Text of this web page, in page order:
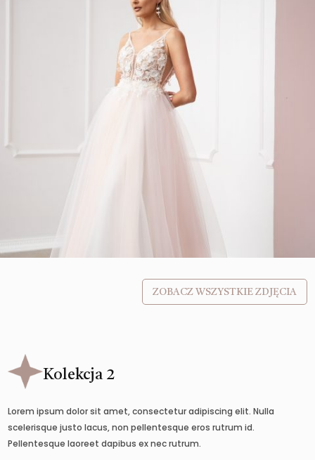
ZOBACZ WSZYSTKIE ZDJĘCIA
Kolekcja 2
Lorem ipsum dolor sit amet, consectetur adipiscing elit. Nulla
scelerisque justo lacus, non pellentesque eros rutrum id.
Pellentesque laoreet dapibus ex nec rutrum.